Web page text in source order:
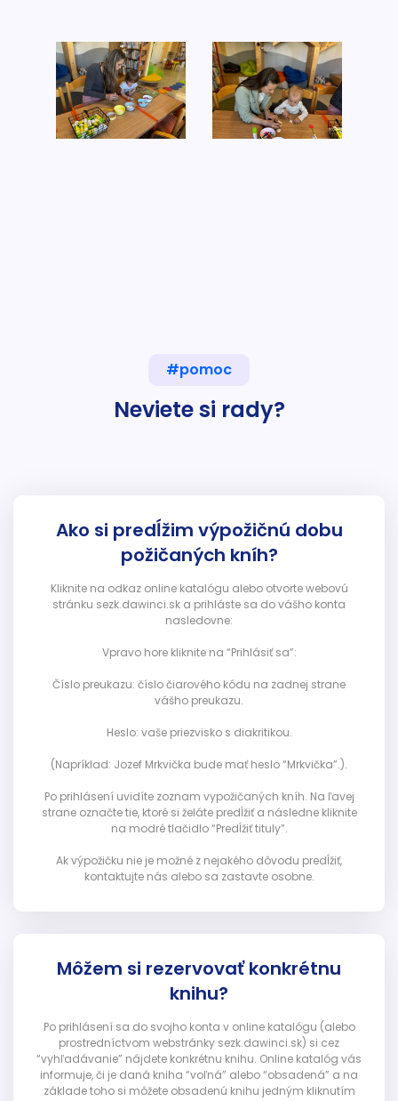
#pomoc
Neviete si rady?
Ako si predĺžim výpožičnú dobu
požičaných kníh?
Kliknite na odkaz online katalógu alebo otvorte webovú
stránku sezk.dawinci.sk a prihláste sa do vášho konta
nasledovne:
Vpravo hore kliknite na “Prihlásiť sa”:
Číslo preukazu: číslo čiarového kódu na zadnej strane
vášho preukazu.
Heslo: vaše priezvisko s diakritikou.
(Napríklad: Jozef Mrkvička bude mať heslo “Mrkvička”.).
Po prihlásení uvidíte zoznam vypožičaných kníh. Na ľavej
strane označte tie, ktoré si želáte predĺžiť a následne kliknite
na modré tlačidlo “Predĺžiť tituly”.
Ak výpožičku nie je možné z nejakého dôvodu predĺžiť,
kontaktujte nás alebo sa zastavte osobne.
Môžem si rezervovať konkrétnu
knihu?
Po prihlásení sa do svojho konta v online katalógu (alebo
prostredníctvom webstránky sezk.dawinci.sk) si cez
“vyhľadávanie” nájdete konkrétnu knihu. Online katalóg vás
informuje, či je daná kniha “voľná” alebo “obsadená” a na
základe toho si môžete obsadenú knihu jedným kliknutím